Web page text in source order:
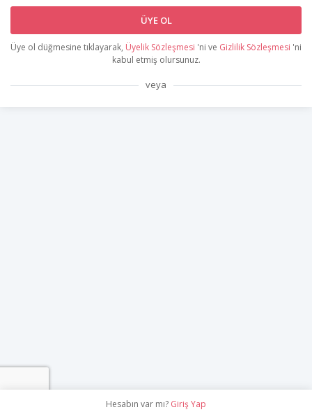
ÜYE OL
Üye ol düğmesine tıklayarak, Üyelik Sözleşmesi 'ni ve Gizlilik Sözleşmesi 'ni
kabul etmiş olursunuz.
veya
Hesabın var mı? Giriş Yap